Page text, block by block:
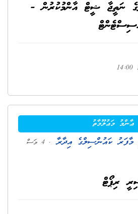
ނަތީޖާ ޝީޓް އާންމުކުރުން -
ޢާންމު މަޢުލޫމާތު
މާފަރު ކައުންސިލްގެ އިދާރާ
. 4 މަސް
ރިޕޯޓް